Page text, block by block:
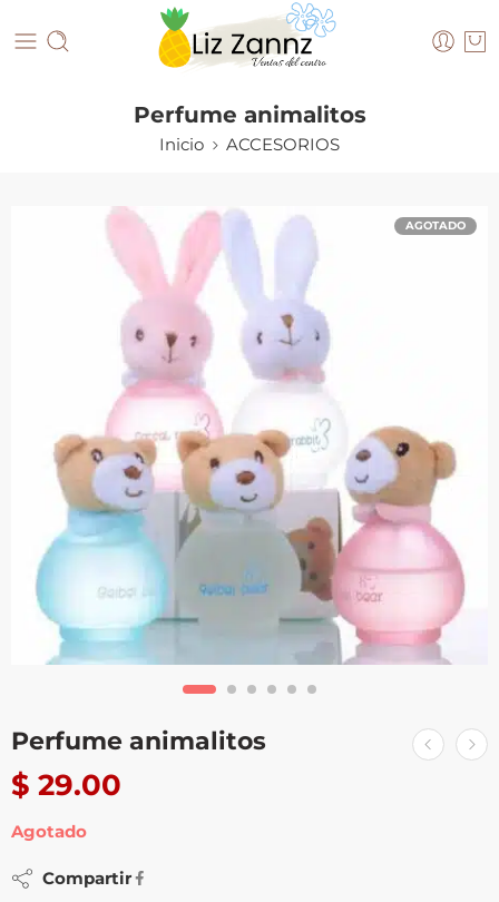
Perfume animalitos
Inicio ACCESORIOS
AGOTADO
Perfume animalitos
$ 29.00
Agotado
Compartir